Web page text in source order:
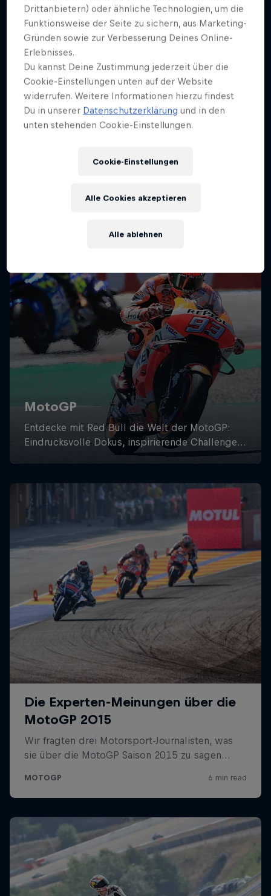
Drittanbietern) oder ähnliche Technologien, um die
Funktionsweise der Seite zu sichern, aus Marketing-
Gründen sowie zur Verbesserung Deines Online-
Erlebnisses.
Du kannst Deine Zustimmung jederzeit über die
Cookie-Einstellungen unten auf der Website
widerrufen. Weitere Informationen hierzu findest
Du in unserer Datenschutzerklärung und in den
unten stehenden Cookie-Einstellungen.
Cookie-Einstellungen
Alle ablehnen
Alle Cookies akzeptieren